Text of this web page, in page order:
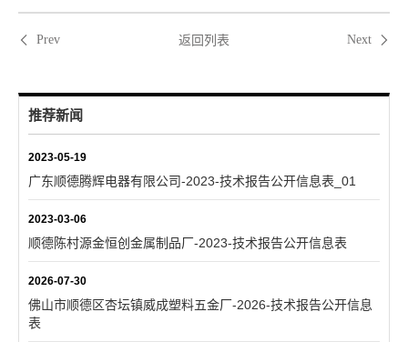
Prev 返回列表 Next
推荐新闻
2023-05-19
广东顺德腾辉电器有限公司-2023-技术报告公开信息表_01
2023-03-06
顺德陈村源金恒创金属制品厂-2023-技术报告公开信息表
2026-07-30
佛山市顺德区杏坛镇威成塑料五金厂-2026-技术报告公开信息
表